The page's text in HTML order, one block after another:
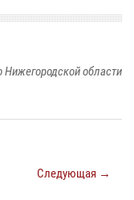
области
Следующая →